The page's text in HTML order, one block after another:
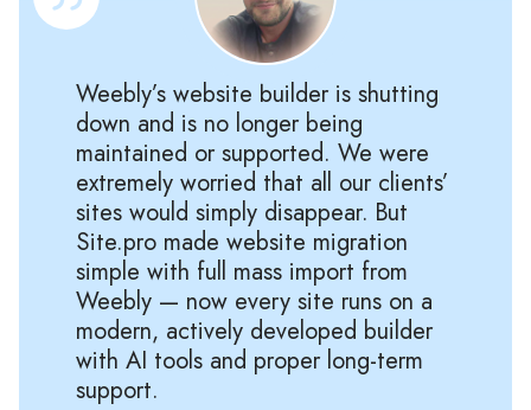
Weebly’s website builder is shutting
down and is no longer being
maintained or supported. We were
extremely worried that all our clients’
sites would simply disappear. But
Site.pro made website migration
simple with full mass import from
Weebly — now every site runs on a
modern, actively developed builder
with AI tools and proper long-term
support.